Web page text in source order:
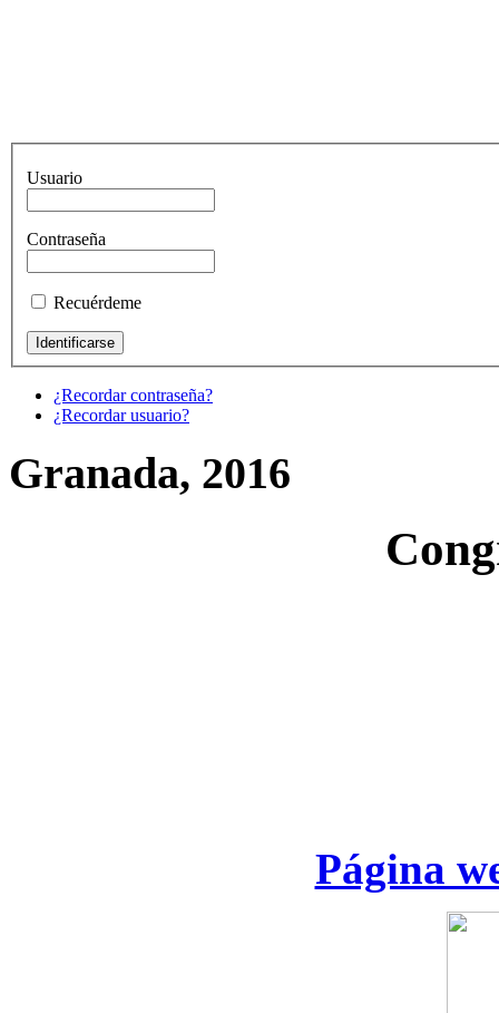
Usuario
Contraseña
Recuérdeme
¿Recordar contraseña?
¿Recordar usuario?
Granada, 2016
Página